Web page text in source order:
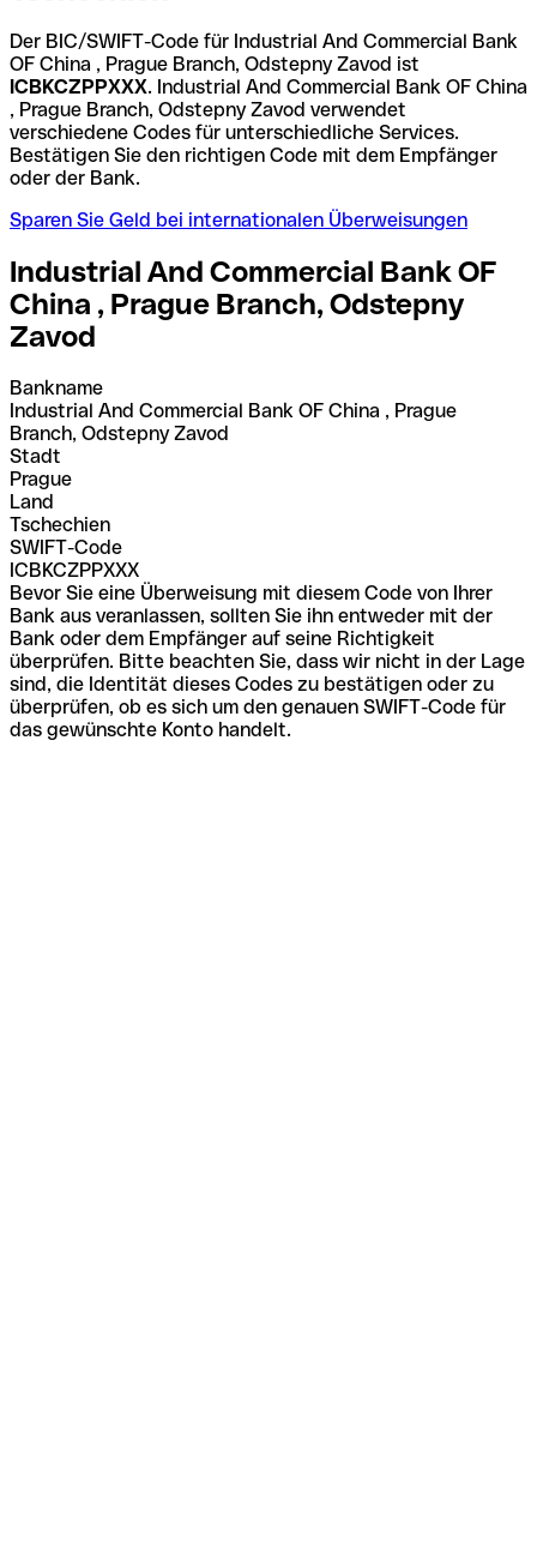
Der BIC/SWIFT-Code für Industrial And Commercial Bank
OF China , Prague Branch, Odstepny Zavod ist
ICBKCZPPXXX. Industrial And Commercial Bank OF China
, Prague Branch, Odstepny Zavod verwendet
verschiedene Codes für unterschiedliche Services.
Bestätigen Sie den richtigen Code mit dem Empfänger
oder der Bank.
Sparen Sie Geld bei internationalen Überweisungen
Industrial And Commercial Bank OF
China , Prague Branch, Odstepny
Zavod
Bankname
Industrial And Commercial Bank OF China , Prague
Branch, Odstepny Zavod
Stadt
Prague
Land
Tschechien
SWIFT-Code
ICBKCZPPXXX
Bevor Sie eine Überweisung mit diesem Code von Ihrer
Bank aus veranlassen, sollten Sie ihn entweder mit der
Bank oder dem Empfänger auf seine Richtigkeit
überprüfen. Bitte beachten Sie, dass wir nicht in der Lage
sind, die Identität dieses Codes zu bestätigen oder zu
überprüfen, ob es sich um den genauen SWIFT-Code für
das gewünschte Konto handelt.